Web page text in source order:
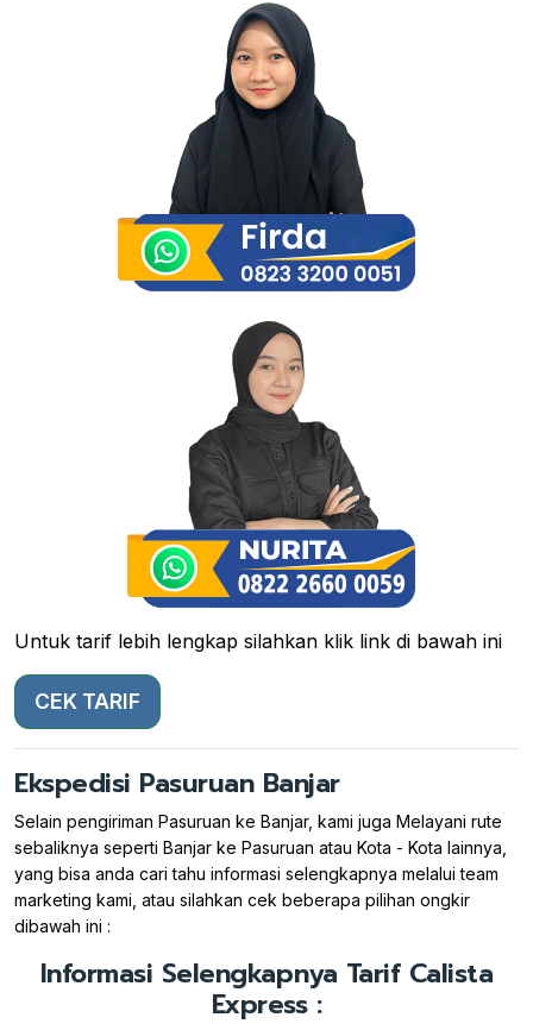
Untuk tarif lebih lengkap silahkan klik link di bawah ini
CEK TARIF
Ekspedisi Pasuruan Banjar
Selain pengiriman Pasuruan ke Banjar, kami juga Melayani rute
sebaliknya seperti Banjar ke Pasuruan atau Kota - Kota lainnya,
yang bisa anda cari tahu informasi selengkapnya melalui team
marketing kami, atau silahkan cek beberapa pilihan ongkir
dibawah ini :
Informasi Selengkapnya Tarif Calista
Express :